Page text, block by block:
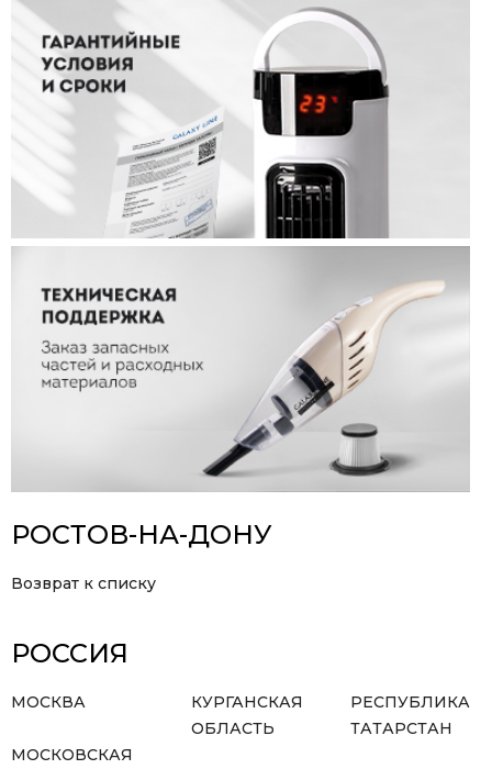
РОСТОВ-НА-ДОНУ
Возврат к списку
РОССИЯ
МОСКВА
МОСКОВСКАЯ
КУРГАНСКАЯ
ОБЛАСТЬ
РЕСПУБЛИКА
ТАТАРСТАН